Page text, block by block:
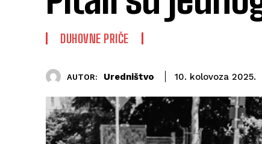
DUHOVNE PRIČE
AUTOR: Uredništvo 10. kolovoza 2025.